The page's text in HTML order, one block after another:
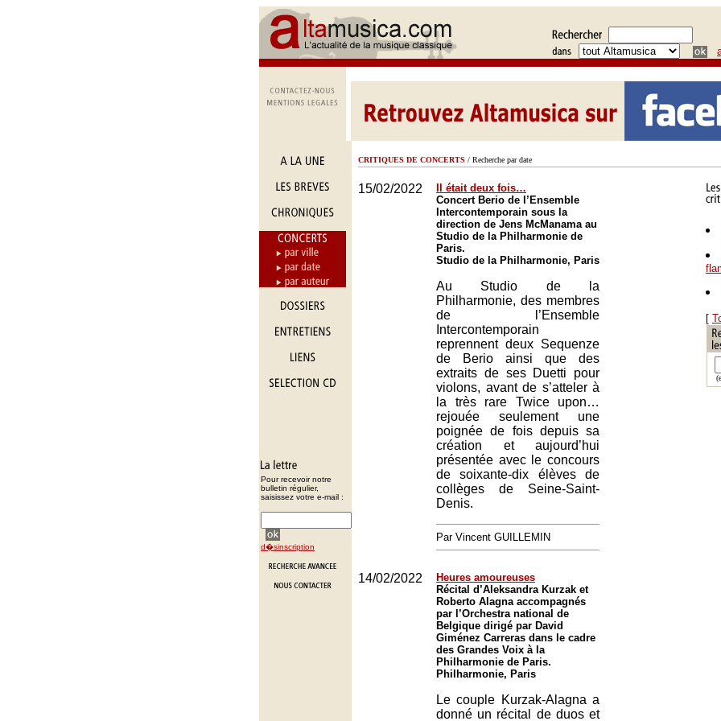
Pour recevoir notre
bulletin régulier,
saisissez votre e-mail :
d�sinscription
CRITIQUES DE CONCERTS / Recherche par date
15/02/2022
Il était deux fois…
Concert Berio de l’Ensemble
Intercontemporain sous la
direction de Jens McManama au
Studio de la Philharmonie de
Paris.
Studio de la Philharmonie, Paris
Au Studio de la
Philharmonie, des membres
de l’Ensemble
Intercontemporain
reprennent deux Sequenze
de Berio ainsi que des
extraits de ses Duetti pour
violons, avant de s’atteler à
la très rare Twice upon…
rejouée seulement une
poignée de fois depuis sa
création et aujourd’hui
présentée avec le concours
de soixante-dix élèves de
collèges de Seine-Saint-
Denis.
Par Vincent GUILLEMIN
14/02/2022
Heures amoureuses
Récital d’Aleksandra Kurzak et
Roberto Alagna accompagnés
par l’Orchestra national de
Belgique dirigé par David
Giménez Carreras dans le cadre
des Grandes Voix à la
Philharmonie de Paris.
Philharmonie, Paris
Le couple Kurzak-Alagna a
donné un récital de duos et
[